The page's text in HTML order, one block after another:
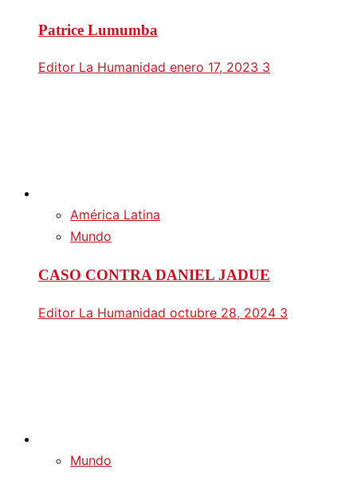
Patrice Lumumba
Editor La Humanidad enero 17, 2023 3
América Latina
Mundo
CASO CONTRA DANIEL JADUE
Editor La Humanidad octubre 28, 2024 3
Mundo